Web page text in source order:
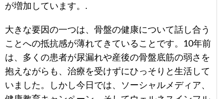
が増加しています。.
大きな要因の一つは、骨盤の健康について話し合う
ことへの抵抗感が薄れてきていることです。10年前
は、多くの患者が尿漏れや産後の骨盤底筋の弱さを
抱えながらも、治療を受けずにひっそりと生活して
いました。しかし今日では、ソーシャルメディア、